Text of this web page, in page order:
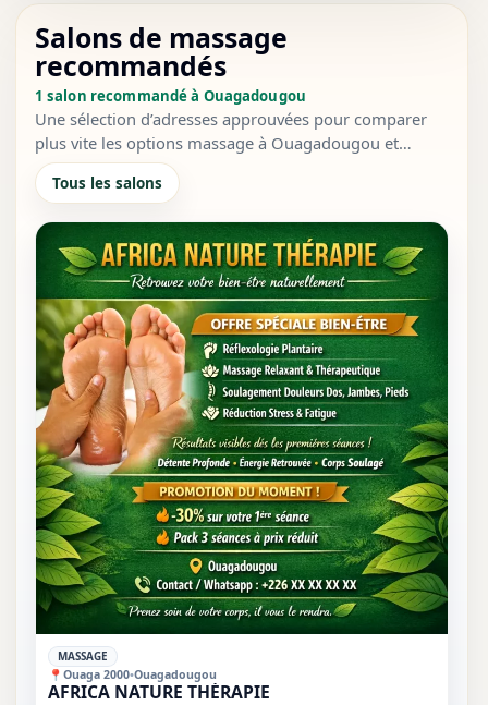
Salons de massage
recommandés
1 salon recommandé à Ouagadougou
Une sélection d’adresses approuvées pour comparer
plus vite les options massage à Ouagadougou et
passer au contact direct.
Tous les salons
✓
MASSAGE
AFRICA NATURE THÉRAPIE
📍Ouaga 2000•Ouagadougou